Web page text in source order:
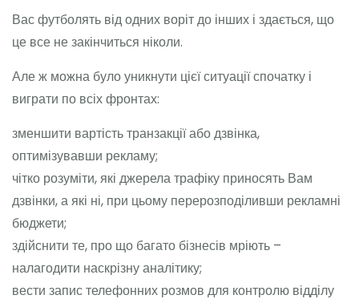
Вас футболять від одних воріт до інших і здається, що
це все не закінчиться ніколи.
Але ж можна було уникнути цієї ситуації спочатку і
виграти по всіх фронтах:
зменшити вартість транзакції або дзвінка,
оптимізувавши рекламу;
чітко розуміти, які джерела трафіку приносять Вам
дзвінки, а які ні, при цьому перерозподіливши рекламні
бюджети;
здійснити те, про що багато бізнесів мріють –
налагодити наскрізну аналітику;
вести запис телефонних розмов для контролю відділу